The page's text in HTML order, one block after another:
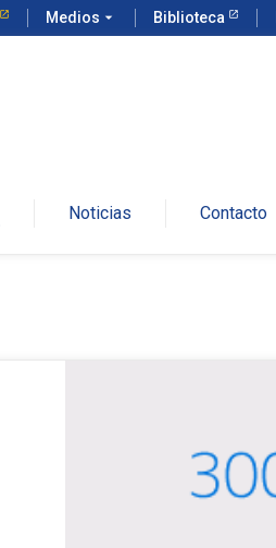
Medios arrow_drop_down Biblioteca
Noticias Contacto